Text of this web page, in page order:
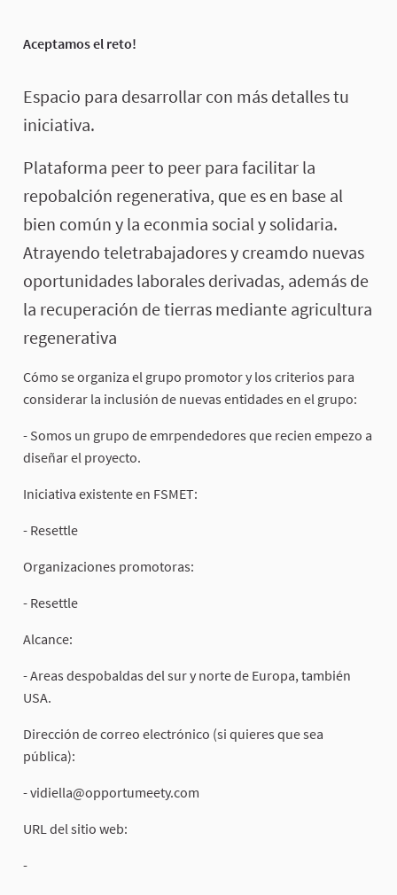
Aceptamos el reto!
Espacio para desarrollar con más detalles tu
iniciativa.
Plataforma peer to peer para facilitar la
repobalción regenerativa, que es en base al
bien común y la econmia social y solidaria.
Atrayendo teletrabajadores y creamdo nuevas
oportunidades laborales derivadas, además de
la recuperación de tierras mediante agricultura
regenerativa
Cómo se organiza el grupo promotor y los criterios para
considerar la inclusión de nuevas entidades en el grupo:
- Somos un grupo de emrpendedores que recien empezo a
diseñar el proyecto.
Iniciativa existente en FSMET:
- Resettle
Organizaciones promotoras:
- Resettle
Alcance:
- Areas despobaldas del sur y norte de Europa, también
USA.
Dirección de correo electrónico (si quieres que sea
pública):
-vidiella@opportumeety.com
URL del sitio web:
-